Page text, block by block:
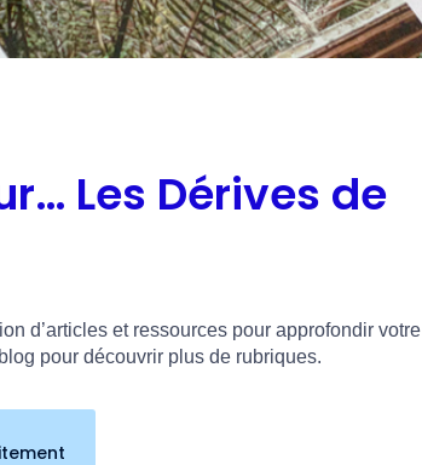
Les Dérives de
d’articles et ressources pour approfondir votre
pour découvrir plus de rubriques.